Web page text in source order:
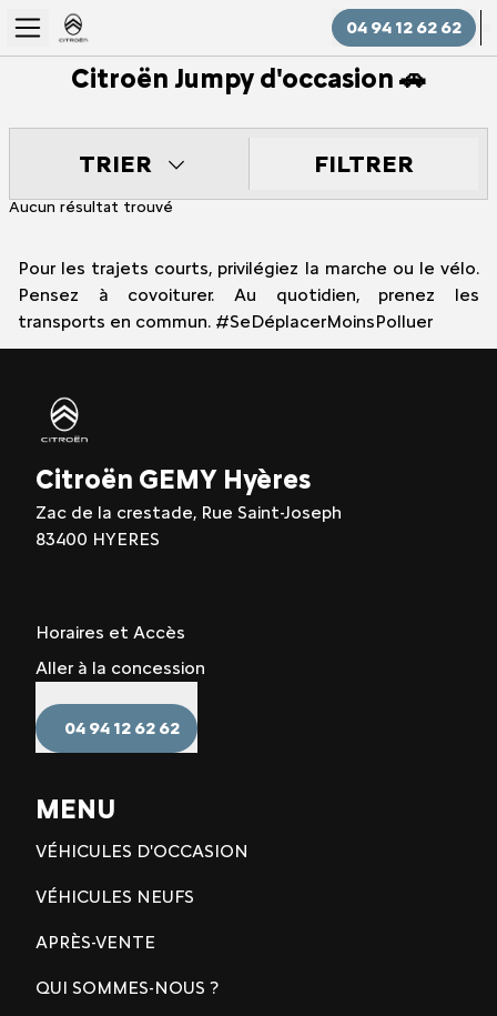
04 94 12 62 62
Citroën Jumpy d'occasion 🚗
TRIER FILTRER
Aucun résultat trouvé
Pour les trajets courts, privilégiez la marche ou le vélo.
Pensez à covoiturer. Au quotidien, prenez les
transports en commun. #SeDéplacerMoinsPolluer
Citroën GEMY Hyères
Zac de la crestade, Rue Saint-Joseph
83400 HYERES
Horaires et Accès
Aller à la concession
04 94 12 62 62
MENU
VÉHICULES D'OCCASION
VÉHICULES NEUFS
APRÈS-VENTE
QUI SOMMES-NOUS ?